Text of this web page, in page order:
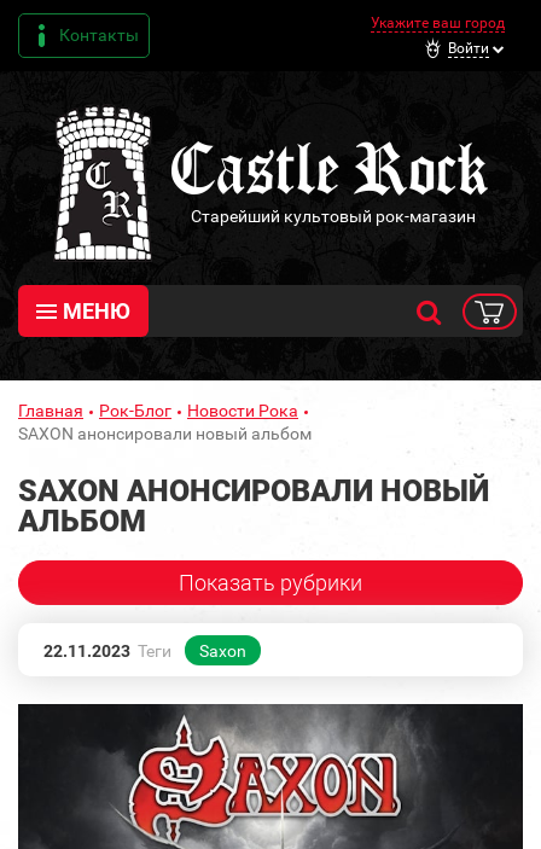
Контакты
Укажите ваш город
Войти
Старейший культовый рок-магазин
МЕНЮ
Главная Рок-Блог
Новости Рока
SAXON анонсировали новый альбом
SAXON АНОНСИРОВАЛИ НОВЫЙ
АЛЬБОМ
Показать рубрики
22.11.2023 Теги Saxon